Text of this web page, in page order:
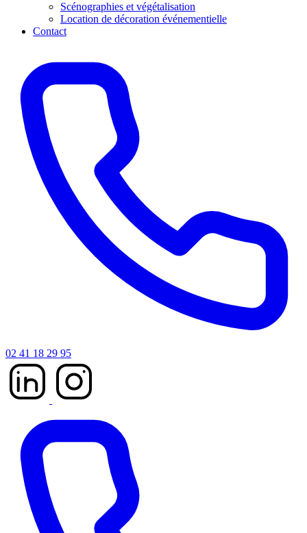
Scénographies et végétalisation
Location de décoration événementielle
Contact
02 41 18 29 95